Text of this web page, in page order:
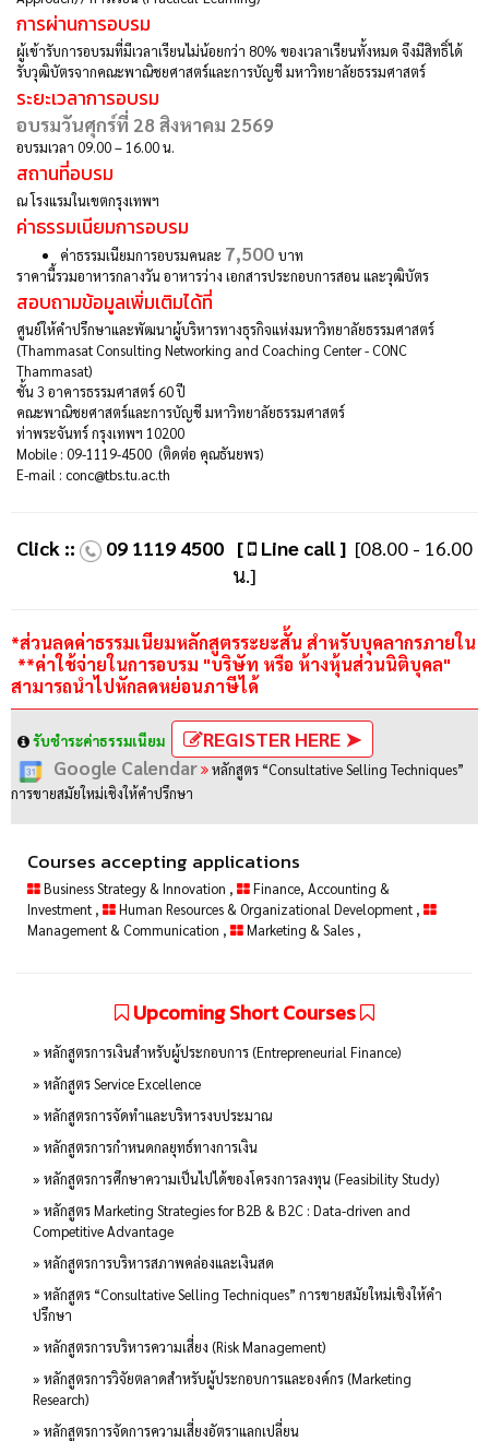
การผ่านการอบรม
ผู้เข้ารับการอบรมที่มีเวลาเรียนไม่น้อยกว่า 80% ของเวลาเรียนทั้งหมด จึงมีสิทธิ์ได้
รับวุฒิบัตรจากคณะพาณิชยศาสตร์และการบัญชี มหาวิทยาลัยธรรมศาสตร์
ระยะเวลาการอบรม
อบรมวันศุกร์ที่ 28 สิงหาคม 2569
อบรมเวลา 09.00 – 16.00 น.
สถานที่อบรม
ณ โรงแรมในเขตกรุงเทพฯ
ค่าธรรมเนียมการอบรม
ค่าธรรมเนียมการอบรมคนละ 7,500 บาท
ราคานี้รวมอาหารกลางวัน อาหารว่าง เอกสารประกอบการสอน และวุฒิบัตร
สอบถามข้อมูลเพิ่มเติมได้ที่
ศูนย์ให้คำปรึกษาและพัฒนาผู้บริหารทางธุรกิจแห่งมหาวิทยาลัยธรรมศาสตร์
(Thammasat Consulting Networking and Coaching Center - CONC
Thammasat)
ชั้น 3 อาคารธรรมศาสตร์ 60 ปี
คณะพาณิชยศาสตร์และการบัญชี มหาวิทยาลัยธรรมศาสตร์
ท่าพระจันทร์ กรุงเทพฯ 10200
Mobile : 09-1119-4500 (ติดต่อ คุณธันยพร)
E-mail : conc@tbs.tu.ac.th
Click :: 09 1119 4500 [ Line call ] [08.00 - 16.00
น.]
*ส่วนลดค่าธรรมเนียมหลักสูตรระยะสั้น สำหรับบุคลากรภายใน
**ค่าใช้จ่ายในการอบรม "บริษัท หรือ ห้างหุ้นส่วนนิติบุคล"
สามารถนำไปหักลดหย่อนภาษีได้
รับชำระค่าธรรมเนียม REGISTER HERE ➤
Google Calendar หลักสูตร “Consultative Selling Techniques”
การขายสมัยใหม่เชิงให้คำปรึกษา
Courses accepting applications
Business Strategy & Innovation ,
Finance, Accounting &
Investment , Human Resources & Organizational Development ,
Management & Communication , Marketing & Sales ,
Upcoming Short Courses
» หลักสูตรการเงินสำหรับผู้ประกอบการ (Entrepreneurial Finance)
» หลักสูตร Service Excellence
» หลักสูตรการจัดทำและบริหารงบประมาณ
» หลักสูตรการกำหนดกลยุทธ์ทางการเงิน
» หลักสูตรการศึกษาความเป็นไปได้ของโครงการลงทุน (Feasibility Study)
» หลักสูตร Marketing Strategies for B2B & B2C : Data-driven and
Competitive Advantage
» หลักสูตรการบริหารสภาพคล่องและเงินสด
» หลักสูตร “Consultative Selling Techniques” การขายสมัยใหม่เชิงให้คำ
ปรึกษา
» หลักสูตรการบริหารความเสี่ยง (Risk Management)
» หลักสูตรการวิจัยตลาดสำหรับผู้ประกอบการและองค์กร (Marketing
Research)
» หลักสูตรการจัดการความเสี่ยงอัตราแลกเปลี่ยน